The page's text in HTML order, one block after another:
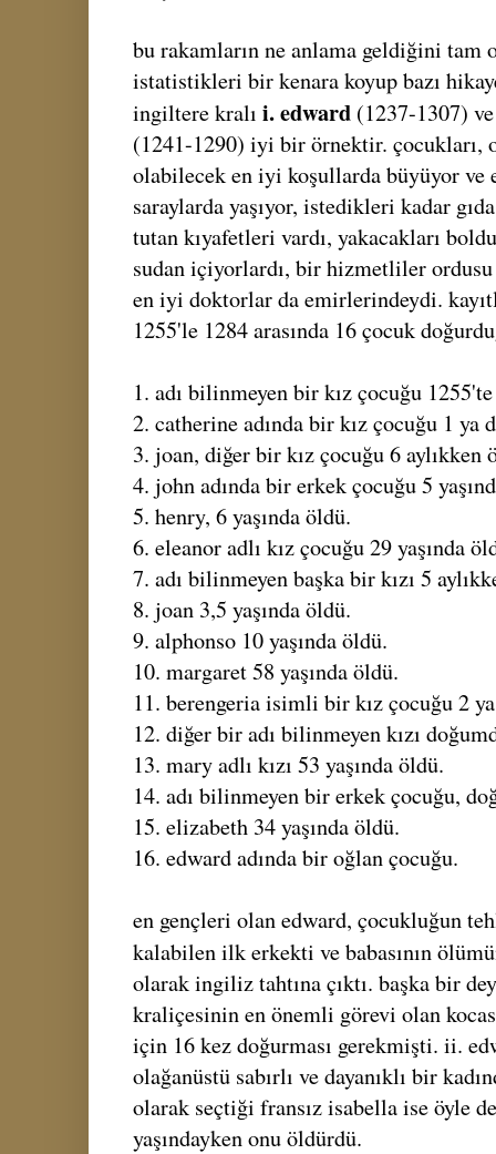
bu rakamların ne anlama geldiğini tam
istatistikleri bir kenara koyup bazı
ingiltere kralı i. edward (1237-1307)
(1241-1290) iyi bir örnektir. çocukları,
olabilecek en iyi koşullarda büyüyor
saraylarda yaşıyor, istedikleri kadar
tutan kıyafetleri vardı, yakacakları
sudan içiyorlardı, bir hizmetliler
en iyi doktorlar da emirlerindeydi.
1255'le 1284 arasında 16 çocuk
1. adı bilinmeyen bir kız çocuğu
2. catherine adında bir kız çocuğu 1 ya
3. joan, diğer bir kız çocuğu 6 aylıkken
4. john adında bir erkek çocuğu 5
5. henry, 6 yaşında öldü.
6. eleanor adlı kız çocuğu 29 yaşında
7. adı bilinmeyen başka bir kızı 5
8. joan 3,5 yaşında öldü.
9. alphonso 10 yaşında öldü.
10. margaret 58 yaşında öldü.
11. berengeria isimli bir kız çocuğu 2
12. diğer bir adı bilinmeyen kızı
13. mary adlı kızı 53 yaşında öldü.
14. adı bilinmeyen bir erkek çocuğu,
15. elizabeth 34 yaşında öldü.
16. edward adında bir oğlan çocuğu.
en gençleri olan edward, çocukluğun
kalabilen ilk erkekti ve babasının
olarak ingiliz tahtına çıktı. başka bir
kraliçesinin en önemli görevi olan
için 16 kez doğurması gerekmişti. ii.
olağanüstü sabırlı ve dayanıklı bir
olarak seçtiği fransız isabella ise öyle
yaşındayken onu öldürdü.